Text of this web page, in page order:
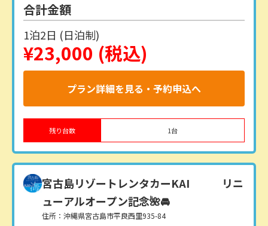
合計金額
1泊2日 (日泊制)
¥23,000 (税込)
プラン詳細を見る・予約申込へ
残り台数 1台
宮古島リゾートレンタカーKAI リニ
ューアルオープン記念🌺🚘
住所：沖縄県宮古島市平良西里935-84